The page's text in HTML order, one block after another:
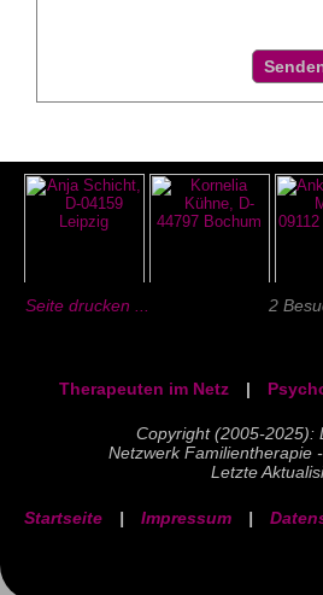
Seite drucken ... 2
Therapeuten im Netz |
Copyright (2005-2025):
Netzwerk Familientherapie
Letzte
Startseite | Impressum |